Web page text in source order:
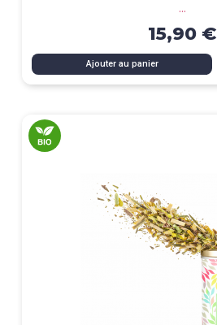
...
15,90 €
Ajouter au panier